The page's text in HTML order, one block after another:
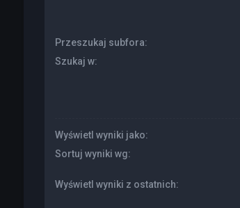
Przeszukaj subfora:
Szukaj w:
Wyświetl wyniki jako:
Sortuj wyniki wg:
Wyświetl wyniki z ostatnich: